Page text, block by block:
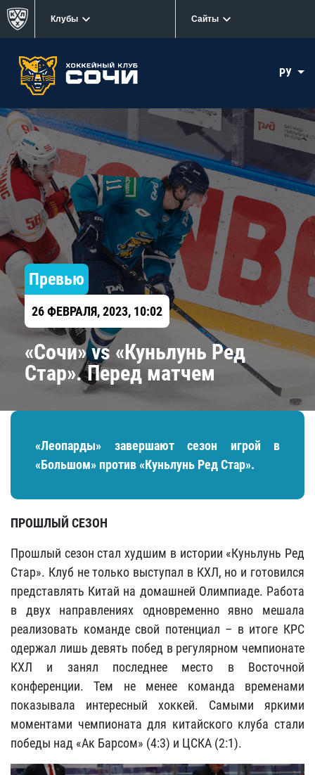
Клубы Сайты
РУ
Превью
26 ФЕВРАЛЯ, 2023, 10:02
«Сочи» vs «Куньлунь Ред
Стар». Перед матчем
«Леопарды» завершают сезон игрой в
«Большом» против «Куньлунь Ред Стар».
ПРОШЛЫЙ СЕЗОН
Прошлый сезон стал худшим в истории «Куньлунь Ред
Стар». Клуб не только выступал в КХЛ, но и готовился
представлять Китай на домашней Олимпиаде. Работа
в двух направлениях одновременно явно мешала
реализовать команде свой потенциал – в итоге КРС
одержал лишь девять побед в регулярном чемпионате
КХЛ и занял последнее место в Восточной
конференции. Тем не менее команда временами
показывала интересный хоккей. Самыми яркими
моментами чемпионата для китайского клуба стали
победы над «Ак Барсом» (4:3) и ЦСКА (2:1).